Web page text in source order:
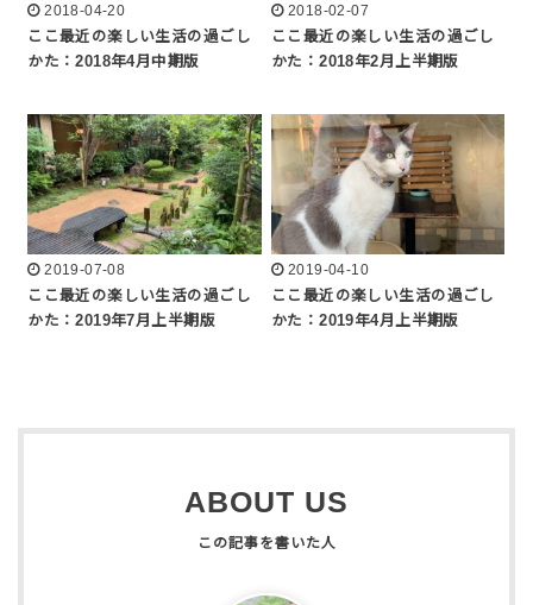
2018-04-20
ここ最近の楽しい生活の過ごし
かた：2018年4月中期版
2018-02-07
ここ最近の楽しい生活の過ごし
かた：2018年2月上半期版
2019-07-08
ここ最近の楽しい生活の過ごし
かた：2019年7月上半期版
2019-04-10
ここ最近の楽しい生活の過ごし
かた：2019年4月上半期版
ABOUT US